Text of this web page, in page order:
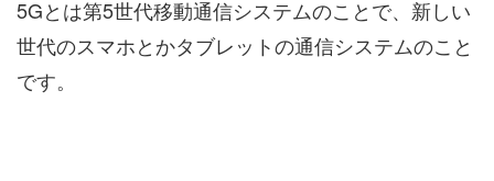
5Gとは第5世代移動通信システムのことで、新しい
世代のスマホとかタブレットの通信システムのこと
です。